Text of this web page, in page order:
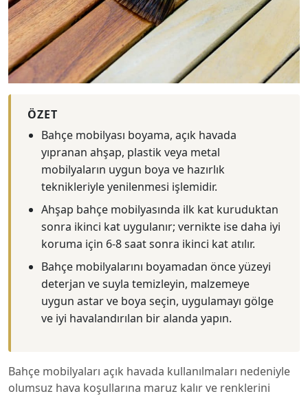
ÖZET
Bahçe mobilyası boyama, açık havada
yıpranan ahşap, plastik veya metal
mobilyaların uygun boya ve hazırlık
teknikleriyle yenilenmesi işlemidir.
Ahşap bahçe mobilyasında ilk kat kuruduktan
sonra ikinci kat uygulanır; vernikte ise daha iyi
koruma için 6-8 saat sonra ikinci kat atılır.
Bahçe mobilyalarını boyamadan önce yüzeyi
deterjan ve suyla temizleyin, malzemeye
uygun astar ve boya seçin, uygulamayı gölge
ve iyi havalandırılan bir alanda yapın.
Bahçe mobilyaları açık havada kullanılmaları nedeniyle
olumsuz hava koşullarına maruz kalır ve renklerini